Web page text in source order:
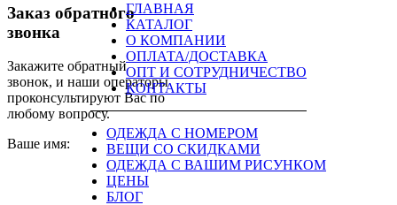
ГЛАВНАЯ
КАТАЛОГ
О КОМПАНИИ
ОПЛАТА/ДОСТАВКА
ОПТ И СОТРУДНИЧЕСТВО
КОНТАКТЫ
ОДЕЖДА С НОМЕРОМ
ВЕЩИ СО СКИДКАМИ
ОДЕЖДА С ВАШИМ РИСУНКОМ
ЦЕНЫ
БЛОГ
Заказ обратного
звонка
Закажите обратный
звонок, и наши операторы
проконсультируют Вас по
любому вопросу.
Ваше имя: